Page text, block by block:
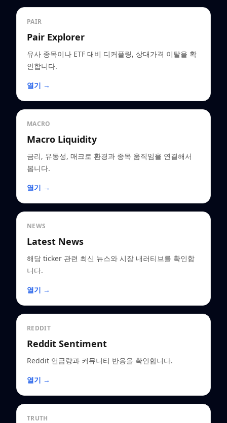
PAIR
Pair Explorer
유사 종목이나 ETF 대비 디커플링, 상대가격 이탈을 확
인합니다.
열기 →
MACRO
Macro Liquidity
금리, 유동성, 매크로 환경과 종목 움직임을 연결해서
봅니다.
열기 →
NEWS
Latest News
해당 ticker 관련 최신 뉴스와 시장 내러티브를 확인합
니다.
열기 →
REDDIT
Reddit Sentiment
Reddit 언급량과 커뮤니티 반응을 확인합니다.
열기 →
TRUTH